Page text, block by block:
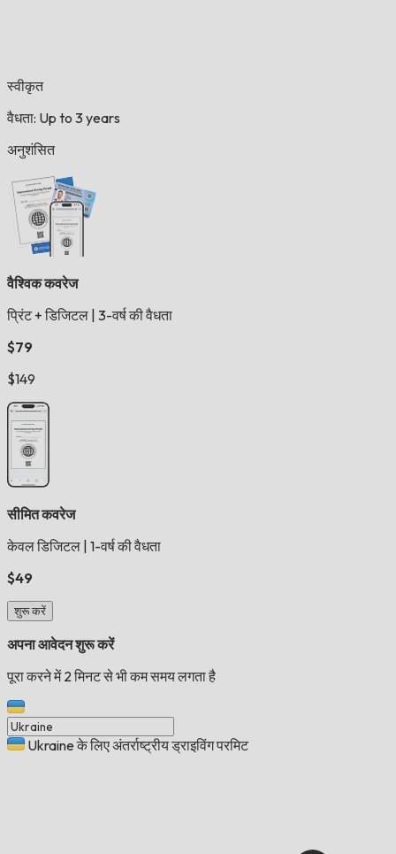
स्वीकृत
वैधता: Up to 3 years
अनुशंसित
वैश्विक कवरेज
प्रिंट + डिजिटल 3-वर्ष की वैधता
$79
$149
सीमित कवरेज
केवल डिजिटल 1-वर्ष की वैधता
$49
शुरू करें
अपना आवेदन शुरू करें
पूरा करने में 2 मिनट से भी कम समय लगता है
Ukraine के लिए अंतर्राष्ट्रीय ड्राइविंग परमिट